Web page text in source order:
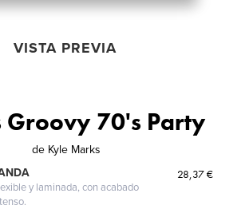
VISTA PREVIA
Groovy 70's Party
de Kyle Marks
y laminada, con acabado
28,37 €